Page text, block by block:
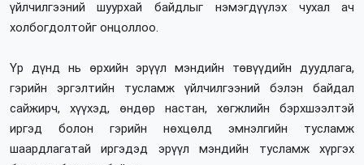
үйлчилгээний шуурхай байдлыг нэмэгдүүлэх чухал ач
холбогдолтойг онцоллоо.
Үр дүнд нь өрхийн эрүүл мэндийн төвүүдийн дуудлага,
гэрийн эргэлтийн тусламж үйлчилгээний бэлэн байдал
сайжирч, хүүхэд, өндөр настан, хөгжлийн бэрхшээлтэй
иргэд болон гэрийн нөхцөлд эмнэлгийн тусламж
шаардлагатай иргэдэд эрүүл мэндийн тусламж хүргэх